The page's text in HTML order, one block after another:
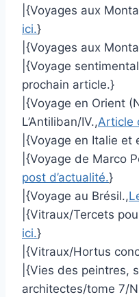
|{Voyages aux
ici.}
|{Voyages aux
|{Voyage
prochain article.}
|{Voyage en Orient
L’Antiliban/IV.,Article
|{Voyage en Italie et
|{Voyage de Marco
post d’actualité.}
|{Voyage au Brésil.,
|{Vitraux/Tercets
ici.}
|{Vitraux/Hortus
|{Vies des peintres,
architectes/tome 7/